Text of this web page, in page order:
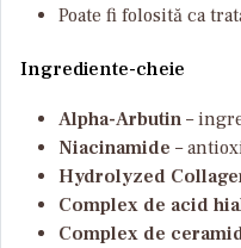
Poate fi folosită ca
Ingrediente-cheie
Alpha-Arbutin –
Niacinamide –
Hydrolyzed
Complex de acid
Complex de